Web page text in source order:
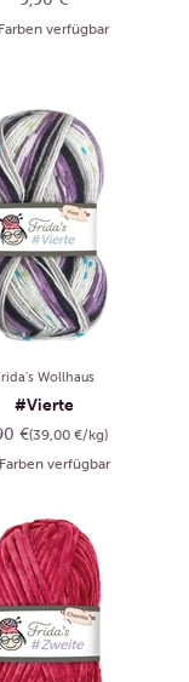
verfügbar
Wollhaus
#Vierte
€(39,00 €/kg)
verfügbar